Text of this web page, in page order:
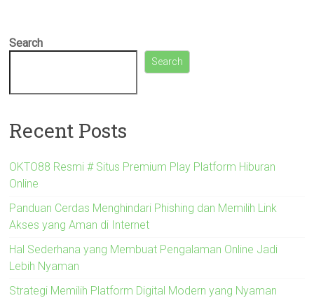
Search
Search
Recent Posts
OKTO88 Resmi # Situs Premium Play Platform Hiburan
Online
Panduan Cerdas Menghindari Phishing dan Memilih Link
Akses yang Aman di Internet
Hal Sederhana yang Membuat Pengalaman Online Jadi
Lebih Nyaman
Strategi Memilih Platform Digital Modern yang Nyaman